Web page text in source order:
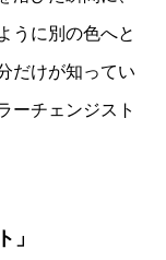
うに別の色へと
だけが知ってい
ーチェンジスト